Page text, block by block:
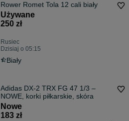
Rower Romet Tola 12 cali biały
Używane
250 zł
Rusiec
Dzisiaj o 05:15
Biały
Adidas DX-2 TRX FG 47 1/3 –
NOWE, korki piłkarskie, skóra
Nowe
183 zł